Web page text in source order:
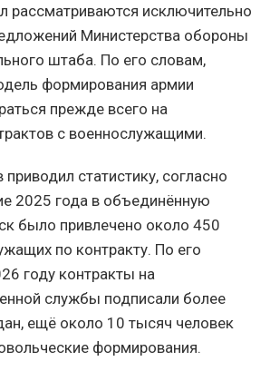
рассматриваются исключительно
Министерства обороны
штаба. По его словам,
формирования армии
прежде всего на
с военнослужащими.
статистику, согласно
2025 года в объединённую
было привлечено около 450
по контракту. По его
году контракты на
службы подписали более
ещё около 10 тысяч человек
формирования.